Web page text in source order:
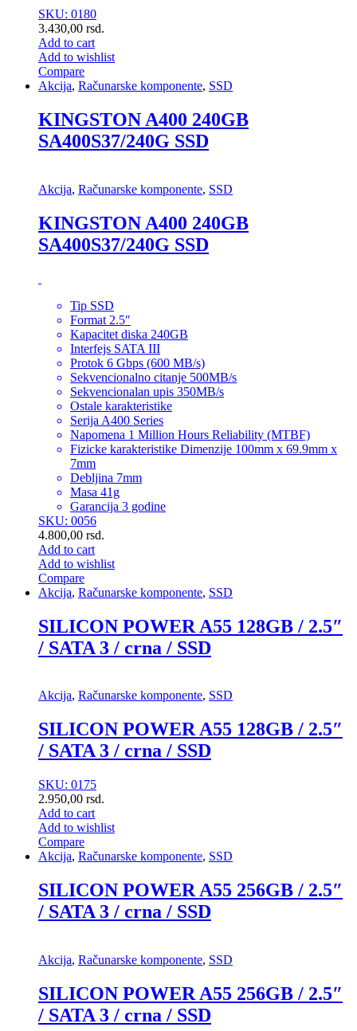
SKU: 0180
3.430,00 rsd.
Add to cart
Add to wishlist
Compare
Akcija, Računarske komponente, SSD
KINGSTON A400 240GB
SA400S37/240G SSD
Akcija, Računarske komponente, SSD
KINGSTON A400 240GB
SA400S37/240G SSD
Tip SSD
Format 2.5″
Kapacitet diska 240GB
Interfejs SATA III
Protok 6 Gbps (600 MB/s)
Sekvencionalno citanje 500MB/s
Sekvencionalan upis 350MB/s
Ostale karakteristike
Serija A400 Series
Napomena 1 Million Hours Reliability (MTBF)
Fizicke karakteristike Dimenzije 100mm x 69.9mm x
7mm
Debljina 7mm
Masa 41g
Garancija 3 godine
SKU: 0056
4.800,00 rsd.
Add to cart
Add to wishlist
Compare
Akcija, Računarske komponente, SSD
SILICON POWER A55 128GB / 2.5″
/ SATA 3 / crna / SSD
Akcija, Računarske komponente, SSD
SILICON POWER A55 128GB / 2.5″
/ SATA 3 / crna / SSD
SKU: 0175
2.950,00 rsd.
Add to cart
Add to wishlist
Compare
Akcija, Računarske komponente, SSD
SILICON POWER A55 256GB / 2.5″
/ SATA 3 / crna / SSD
Akcija, Računarske komponente, SSD
SILICON POWER A55 256GB / 2.5″
/ SATA 3 / crna / SSD